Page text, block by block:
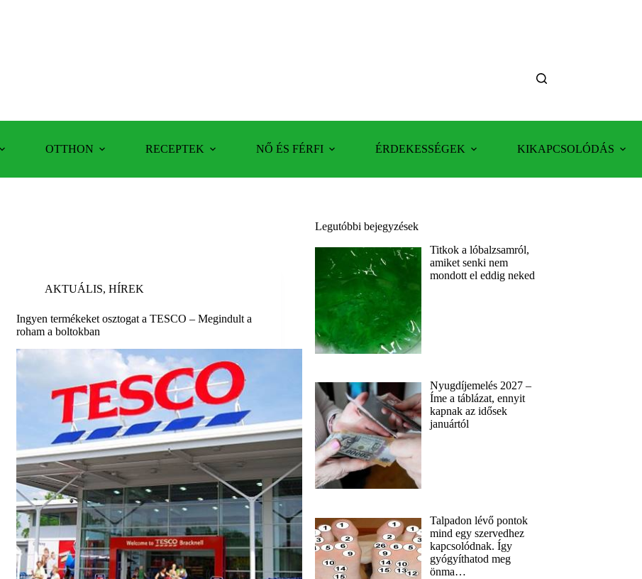
OTTHON RECEPTEK NŐ ÉS FÉRFI ÉRDEKESSÉGEK KIKAPCSOLÓDÁS
AKTUÁLIS,HÍREK
Ingyen termékeket osztogat a TESCO – Megindult a
roham a boltokban
Legutóbbi bejegyzések
Titkok a lóbalzsamról,
amiket senki nem
mondott el eddig neked
Nyugdíjemelés 2027 –
Íme a táblázat, ennyit
kapnak az idősek
januártól
Talpadon lévő pontok
mind egy szervedhez
kapcsolódnak. Így
gyógyíthatod meg
önma…